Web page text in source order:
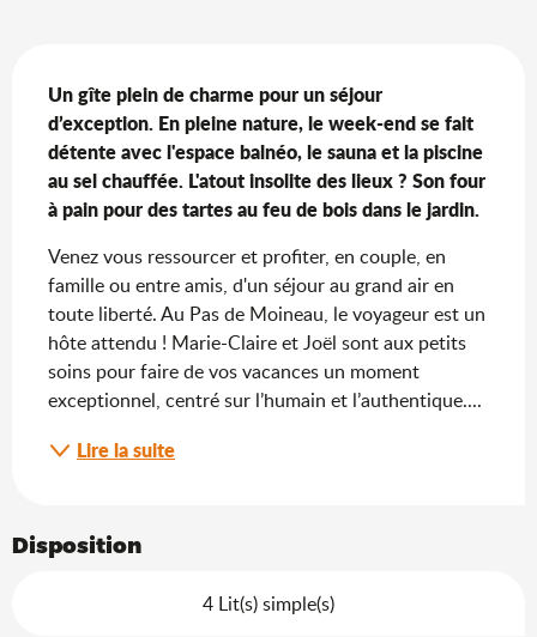
Un gîte plein de charme pour un séjour
d’exception. En pleine nature, le week-end se fait
détente avec l'espace balnéo, le sauna et la piscine
au sel chauffée. L'atout insolite des lieux ? Son four
à pain pour des tartes au feu de bois dans le jardin.
Venez vous ressourcer et profiter, en couple, en
famille ou entre amis, d'un séjour au grand air en
toute liberté. Au Pas de Moineau, le voyageur est un
hôte attendu ! Marie-Claire et Joël sont aux petits
soins pour faire de vos vacances un moment
exceptionnel, centré sur l’humain et l’authentique....
Lire la suite
Disposition
4 Lit(s) simple(s)